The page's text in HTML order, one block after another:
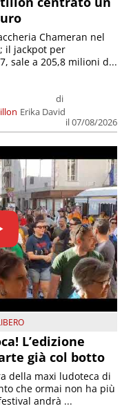
di
Erika David
il 07/08/2026
Chameran nel
il jackpot per
sale a 205,8 milioni d...
L’edizione
già col botto
della maxi ludoteca di
che ormai non ha più
andrà ...